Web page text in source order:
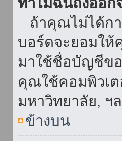
ถ้าคุณไม่ได้กา
บอร์ดจะยอมให้
มาใช้ชื่อบัญชีข
คุณใช้คอมพิวเต
มหาวิทยาลัย, ฯ
ข้างบน